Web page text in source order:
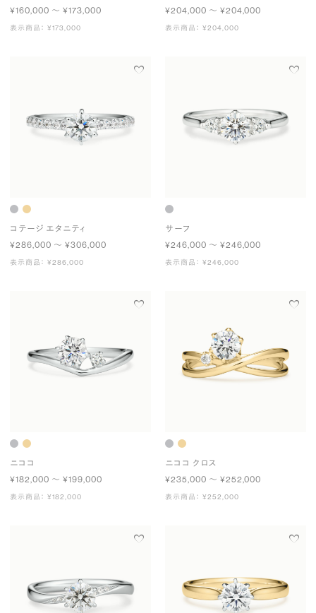
¥160,000 〜 ¥173,000
表示商品： ¥173,000
¥204,000 〜 ¥204,000
表示商品： ¥204,000
コテージ エタニティ
¥286,000 〜 ¥306,000
表示商品： ¥286,000
サーフ
¥246,000 〜 ¥246,000
表示商品： ¥246,000
ニココ
¥182,000 〜 ¥199,000
表示商品： ¥182,000
ニココ クロス
¥235,000 〜 ¥252,000
表示商品： ¥252,000